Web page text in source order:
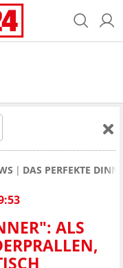
DAS PERFEKTE
ALS